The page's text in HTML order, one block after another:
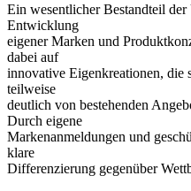
Ein wesentlicher Bestandteil der
Entwicklung
eigener Marken und
dabei auf
innovative Eigenkreationen, die
teilweise
deutlich von bestehenden
Durch eigene
Markenanmeldungen und
klare
Differenzierung gegenüber